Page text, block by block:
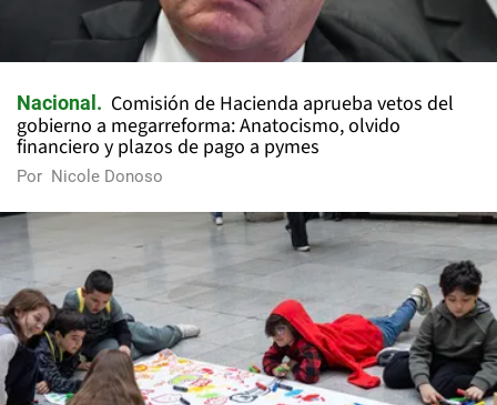
Nacional
Comisión de Hacienda aprueba vetos del
gobierno a megarreforma: Anatocismo, olvido
financiero y plazos de pago a pymes
Por Nicole Donoso